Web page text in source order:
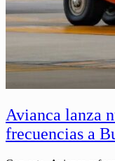
Avianca lanza
frecuencias a